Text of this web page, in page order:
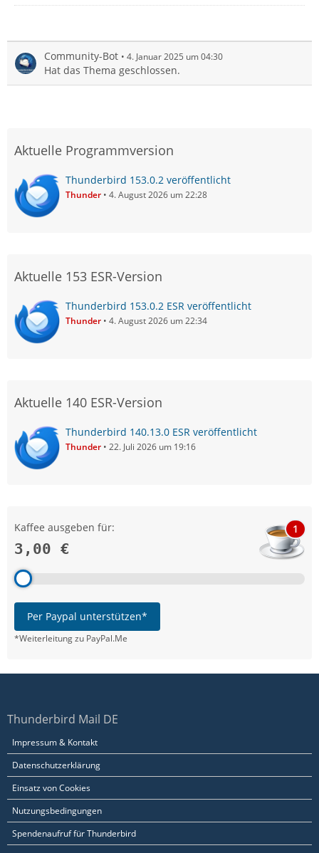
Community-Bot 4. Januar 2025 um 04:30
Hat das Thema geschlossen.
Aktuelle Programmversion
Thunderbird 153.0.2 veröffentlicht
Thunder 4. August 2026 um 22:28
Aktuelle 153 ESR-Version
Thunderbird 153.0.2 ESR veröffentlicht
Thunder 4. August 2026 um 22:34
Aktuelle 140 ESR-Version
Thunderbird 140.13.0 ESR veröffentlicht
Thunder 22. Juli 2026 um 19:16
Kaffee ausgeben für:
3,00 €
1
Per Paypal unterstützen*
*Weiterleitung zu PayPal.Me
Thunderbird Mail DE
Impressum & Kontakt
Datenschutzerklärung
Einsatz von Cookies
Nutzungsbedingungen
Spendenaufruf für Thunderbird